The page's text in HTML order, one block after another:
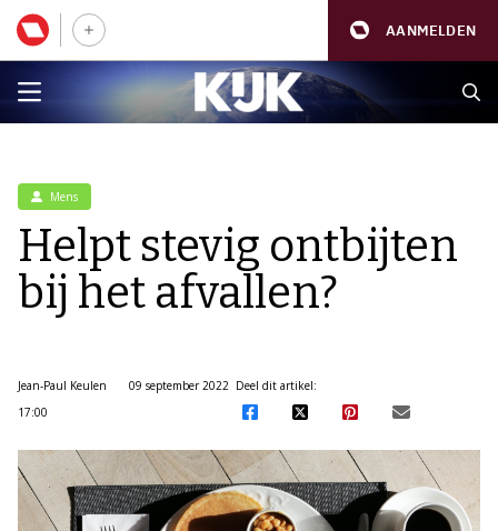
AANMELDEN
Mens
Helpt stevig ontbijten
bij het afvallen?
Jean-Paul Keulen
09 september 2022
17:00
Deel dit artikel: